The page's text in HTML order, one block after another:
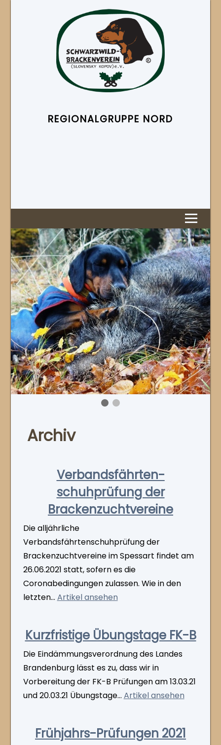
REGIONAL­GRUPPE NORD
Archiv
Verbandsfährten­
schuhprüfung der
Brackenzuchtvereine
Die alljährliche
Verbandsfährtenschuhprüfung der
Brackenzuchtvereine im Spessart findet am
26.06.2021 statt, sofern es die
Coronabedingungen zulassen. Wie in den
letzten... Artikel ansehen
Kurzfristige Übungstage FK-B
Die Eindämmungsverordnung des Landes
Brandenburg lässt es zu, dass wir in
Vorbereitung der FK-B Prüfungen am 13.03.21
und 20.03.21 Übungstage... Artikel ansehen
Frühjahrs-Prüfungen 2021